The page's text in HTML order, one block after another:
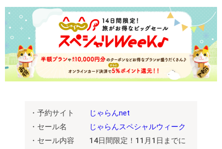
・予約サイト
じゃらんnet
・セール名
じゃらんスペシャルウィーク
・セール内容 14日間限定！11月1日までに